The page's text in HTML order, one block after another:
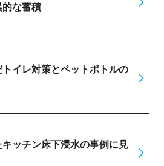
的な蓄積
イレ対策とペットボトルの
ッチン床下浸水の事例に見